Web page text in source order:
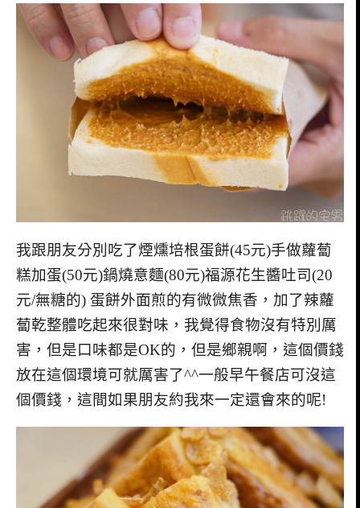
我跟朋友分別吃了煙燻培根蛋餅(45元)手做蘿蔔
糕加蛋(50元)鍋燒意麵(80元)福源花生醬吐司(20
元/無糖的) 蛋餅外面煎的有微微焦香，加了辣蘿
蔔乾整體吃起來很對味，我覺得食物沒有特別厲
害，但是口味都是OK的，但是鄉親啊，這個價錢
放在這個環境可就厲害了^^一般早午餐店可沒這
個價錢，這間如果朋友約我來一定還會來的呢!